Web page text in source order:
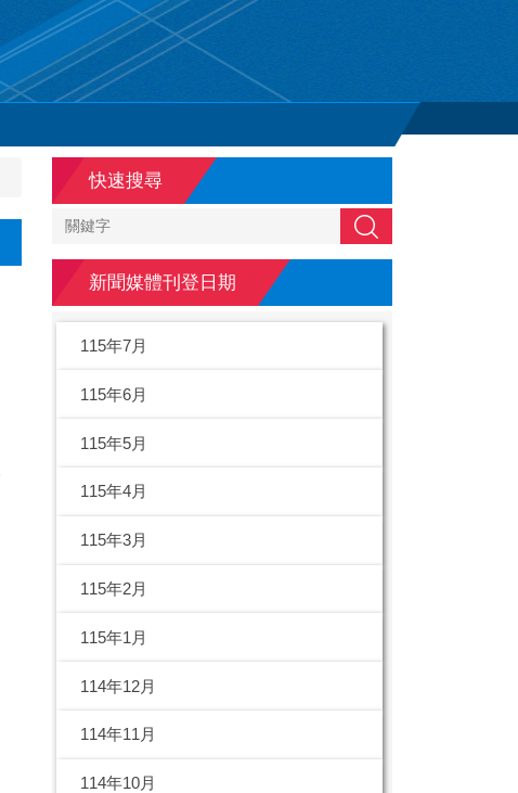
快速搜尋
搜尋
新聞媒體刊登日期
115年7月
115年6月
115年5月
115年4月
115年3月
115年2月
115年1月
114年12月
114年11月
114年10月